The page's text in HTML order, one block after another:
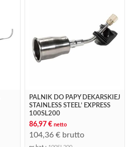
PALNIK DO PAPY DEKARSKIEJ
STAINLESS STEEL’ EXPRESS
100SL200
86,97 € netto
104,36 € brutto